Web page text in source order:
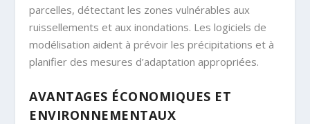
parcelles, détectant les zones vulnérables aux
ruissellements et aux inondations. Les logiciels de
modélisation aident à prévoir les précipitations et à
planifier des mesures d’adaptation appropriées.
AVANTAGES ÉCONOMIQUES ET
ENVIRONNEMENTAUX